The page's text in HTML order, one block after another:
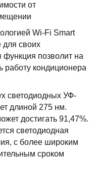
от
Wi-Fi Smart
для своих
функция позволит на
работу кондиционера
светодиодных УФ-
длиной 275 нм.
достигать 91,47%.
светодиодная
с более широким
сроком